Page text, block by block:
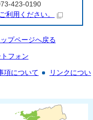
423-0190
利用ください。
ップページへ戻る
フォン
項について
リンクについ